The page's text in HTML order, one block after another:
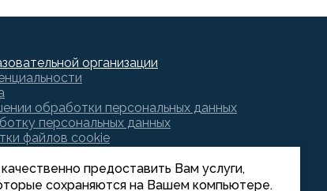
предоставить Вам услуги,
сохраняются на Вашем компьютере.
организации
обработки персональных данных
персональных данных
файлов cookie